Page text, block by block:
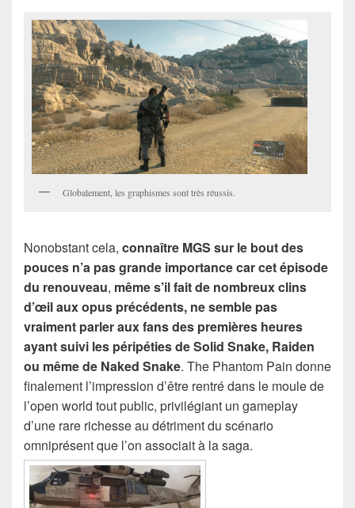
Globalement, les graphismes sont très réussis.
Nonobstant cela, connaître MGS sur le bout des
pouces n’a pas grande importance car cet épisode
du renouveau, même s’il fait de nombreux clins
d’œil aux opus précédents, ne semble pas
vraiment parler aux fans des premières heures
ayant suivi les péripéties de Solid Snake, Raiden
ou même de Naked Snake. The Phantom Pain donne
finalement l’impression d’être rentré dans le moule de
l’open world tout public, privilégiant un gameplay
d’une rare richesse au détriment du scénario
omniprésent que l’on associait à la saga.